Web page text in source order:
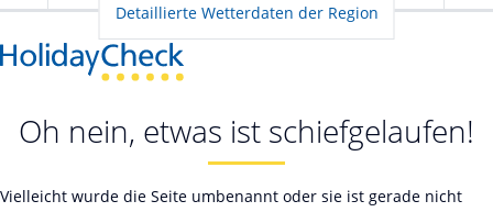
Detaillierte Wetterdaten der Region
Oh nein, etwas ist schiefgelaufen!
Vielleicht wurde die Seite umbenannt oder sie ist gerade nicht